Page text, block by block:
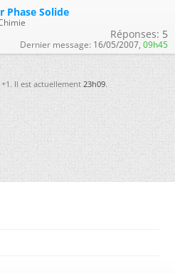
Phase Solide
Réponses: 5
Dernier message: 16/05/2007, 09h45
Il est actuellement23h09.